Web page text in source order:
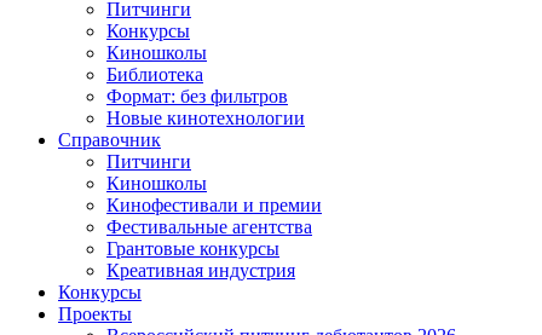
Питчинги
Конкурсы
Киношколы
Библиотека
Формат: без фильтров
Новые кинотехнологии
Справочник
Питчинги
Киношколы
Кинофестивали и премии
Фестивальные агентства
Грантовые конкурсы
Креативная индустрия
Конкурсы
Проекты